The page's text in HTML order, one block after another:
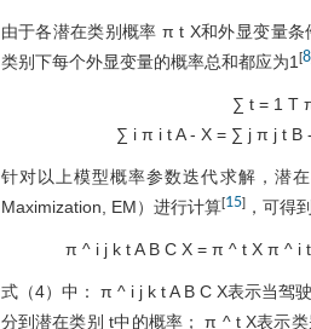
由于各潜在类别概率 π t X和外显变量条
类别下每个外显变量的概率总和都应为1 [8
∑ t = 1 T
∑ i π i t A - X = ∑ j π j t B -
针对以上模型概率参数迭代求解，潜
Maximization, EM）进行计算[15]，可得
π ^ i j k t A B C X = π ^ t X π ^ i t
式（4）中： π ^ i j k t A B C X表示当驾
分到潜在类别 t中的概率； π ^ t X表示类